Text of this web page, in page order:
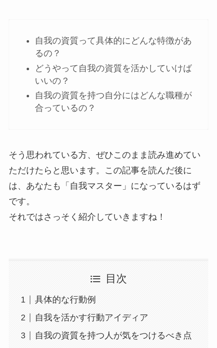
自我の資質って具体的にどんな特徴があ
るの？
どうやって自我の資質を活かしていけば
いいの？
自我の資質を持つ自分にはどんな職種が
合っているの？
そう思われている方、ぜひこのまま読み進めてい
ただけたらと思います。この記事を読んだ後に
は、あなたも「自我マスター」になっているはず
です。
それではさっそく紹介していきますね！
目次
具体的な行動例
自我を活かす行動アイディア
自我の資質を持つ人が気をつけるべき点